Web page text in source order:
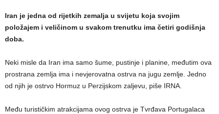
Iran je jedna od rijetkih zemalja u svijetu koja svojim
položajem i veličinom u svakom trenutku ima četiri godišnja
doba.
Neki misle da Iran ima samo šume, pustinje i planine, međutim ova
prostrana zemlja ima i nevjerovatna ostrva na jugu zemlje. Jedno
od njih je ostrvo Hormuz u Perzijskom zaljevu, piše IRNA.
Među turističkim atrakcijama ovog ostrva je Tvrđava Portugalaca